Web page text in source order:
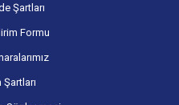
Şartları
Formu
Şartları